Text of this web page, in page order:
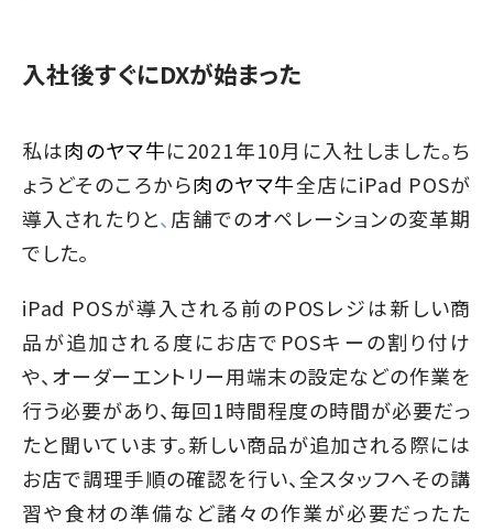
入社後すぐにDXが始まった
私は肉のヤマ牛に2021年10月に入社しました。ち
ょうどそのころから肉のヤマ牛全店にiPad POSが
導入されたりと、店舗でのオペレーションの変革期
でした。
iPad POSが導入される前のPOSレジは新しい商
品が追加される度にお店でPOSキーの割り付け
や、オーダーエントリー用端末の設定などの作業を
行う必要があり、毎回1時間程度の時間が必要だっ
たと聞いています。新しい商品が追加される際には
お店で調理手順の確認を行い、全スタッフへその講
習や食材の準備など諸々の作業が必要だったた